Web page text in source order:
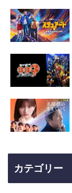
カテゴリー